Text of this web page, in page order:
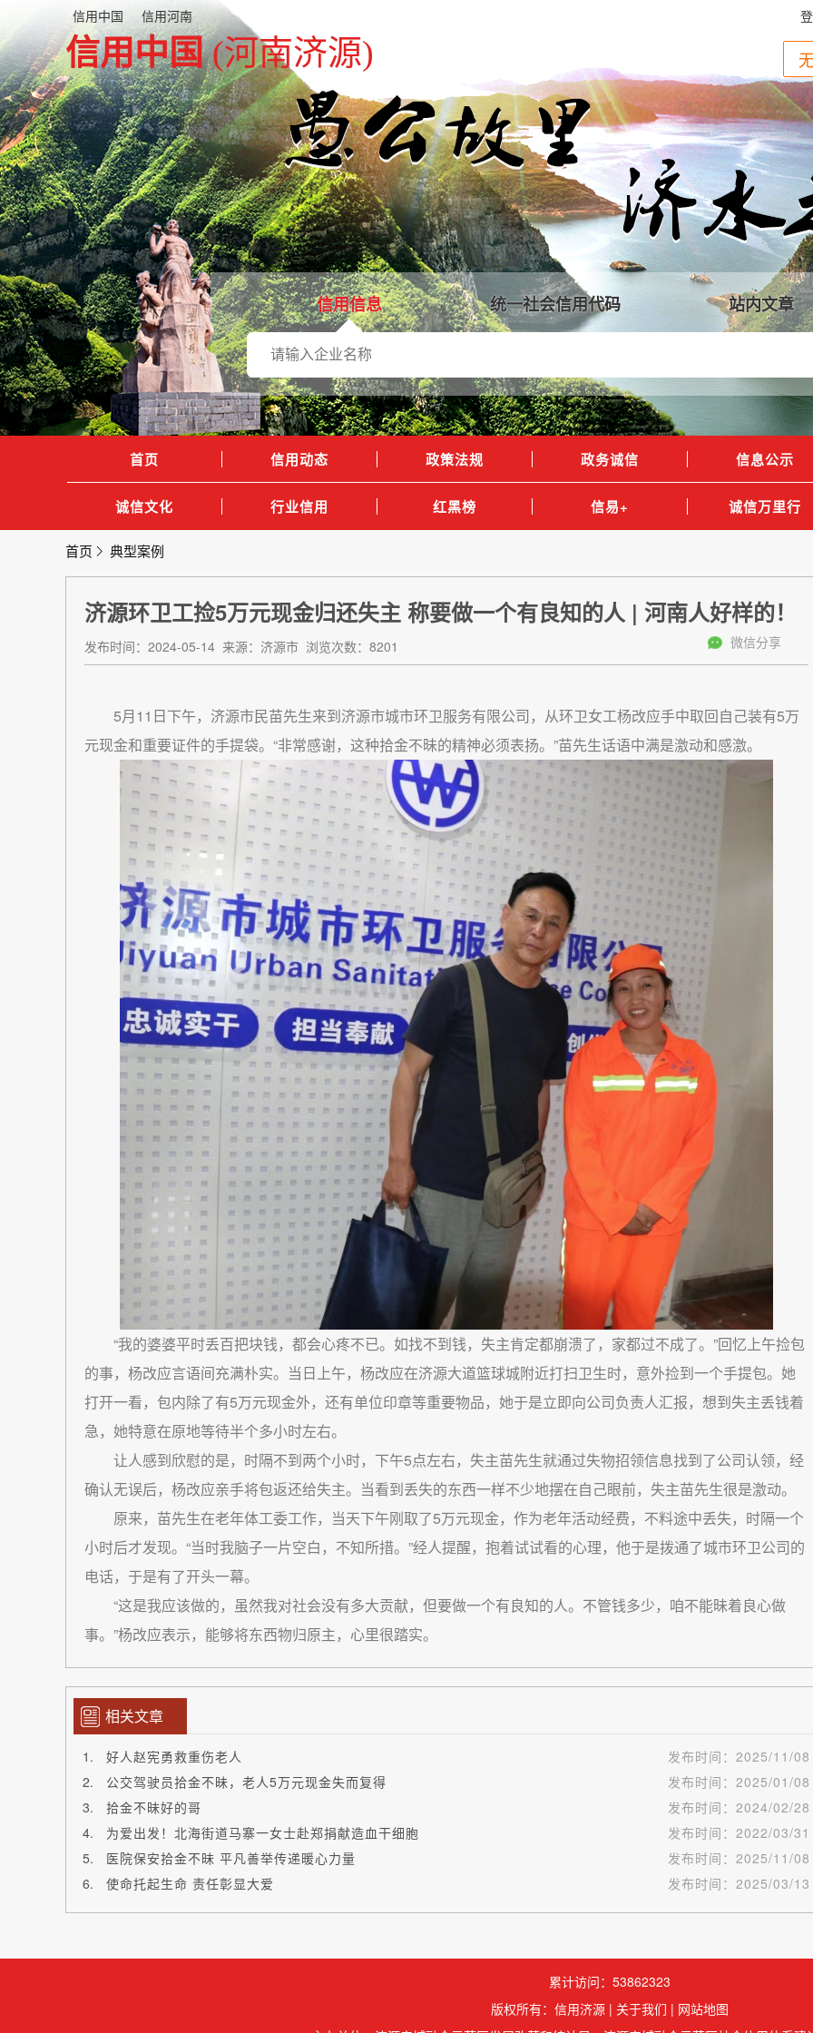
信用中国(河南济源)
信用中国 信用河南
信用信息 统一社会信用代码 站内文章
首页 信用动态 政策法规 政务诚信 信息公示
诚信文化 行业信用 红黑榜 信易+ 诚信万里行
首页 典型案例
济源环卫工捡5万元现金归还失主 称要做一个有良知的人 | 河南人好样的！
发布时间：2024-05-14 来源：济源市 浏览次数：8201 微信分享
5月11日下午，济源市民苗先生来到济源市城市环卫服务有限公司，从环卫女工杨改应手中取回自己装有5万
元现金和重要证件的手提袋。“非常感谢，这种拾金不昧的精神必须表扬。”苗先生话语中满是激动和感激。
“我的婆婆平时丢百把块钱，都会心疼不已。如找不到钱，失主肯定都崩溃了，家都过不成了。”回忆上午捡包
的事，杨改应言语间充满朴实。当日上午，杨改应在济源大道篮球城附近打扫卫生时，意外捡到一个手提包。她
打开一看，包内除了有5万元现金外，还有单位印章等重要物品，她于是立即向公司负责人汇报，想到失主丢钱着
急，她特意在原地等待半个多小时左右。
让人感到欣慰的是，时隔不到两个小时，下午5点左右，失主苗先生就通过失物招领信息找到了公司认领，经
确认无误后，杨改应亲手将包返还给失主。当看到丢失的东西一样不少地摆在自己眼前，失主苗先生很是激动。
原来，苗先生在老年体工委工作，当天下午刚取了5万元现金，作为老年活动经费，不料途中丢失，时隔一个
小时后才发现。“当时我脑子一片空白，不知所措。”经人提醒，抱着试试看的心理，他于是拨通了城市环卫公司的
电话，于是有了开头一幕。
“这是我应该做的，虽然我对社会没有多大贡献，但要做一个有良知的人。不管钱多少，咱不能昧着良心做
事。”杨改应表示，能够将东西物归原主，心里很踏实。
相关文章
好人赵宪勇救重伤老人 发布时间： 2025/11/08
公交驾驶员拾金不昧，老人5万元现金失而复得
发布时间： 2025/01/08
拾金不昧好的哥
发布时间： 2024/02/28
为爱出发！北海街道马寨一女士赴郑捐献造血干细胞
发布时间： 2022/03/31
医院保安拾金不昧 平凡善举传递暖心力量
发布时间： 2025/11/08
使命托起生命 责任彰显大爱
发布时间： 2025/03/13
累计访问：53862323
版权所有：信用济源 | 关于我们 | 网站地图